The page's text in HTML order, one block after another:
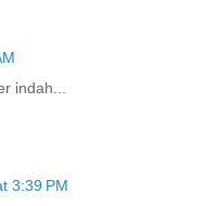
indah...
3:39 PM